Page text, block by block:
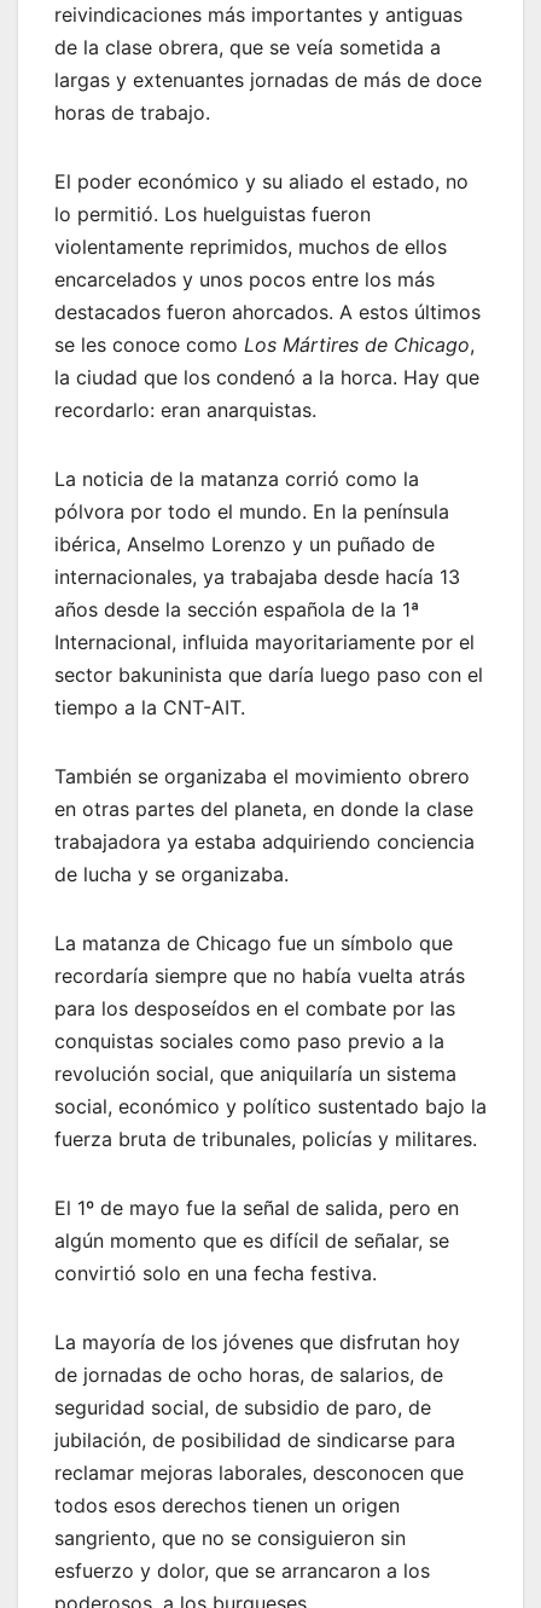
reivindicaciones más importantes y antiguas
de la clase obrera, que se veía sometida a
largas y extenuantes jornadas de más de doce
horas de trabajo.
El poder económico y su aliado el estado, no
lo permitió. Los huelguistas fueron
violentamente reprimidos, muchos de ellos
encarcelados y unos pocos entre los más
destacados fueron ahorcados. A estos últimos
se les conoce como Los Mártires de Chicago,
la ciudad que los condenó a la horca. Hay que
recordarlo: eran anarquistas.
La noticia de la matanza corrió como la
pólvora por todo el mundo. En la península
ibérica, Anselmo Lorenzo y un puñado de
internacionales, ya trabajaba desde hacía 13
años desde la sección española de la 1ª
Internacional, influida mayoritariamente por el
sector bakuninista que daría luego paso con el
tiempo a la CNT-AIT.
También se organizaba el movimiento obrero
en otras partes del planeta, en donde la clase
trabajadora ya estaba adquiriendo conciencia
de lucha y se organizaba.
La matanza de Chicago fue un símbolo que
recordaría siempre que no había vuelta atrás
para los desposeídos en el combate por las
conquistas sociales como paso previo a la
revolución social, que aniquilaría un sistema
social, económico y político sustentado bajo la
fuerza bruta de tribunales, policías y militares.
El 1º de mayo fue la señal de salida, pero en
algún momento que es difícil de señalar, se
convirtió solo en una fecha festiva.
La mayoría de los jóvenes que disfrutan hoy
de jornadas de ocho horas, de salarios, de
seguridad social, de subsidio de paro, de
jubilación, de posibilidad de sindicarse para
reclamar mejoras laborales, desconocen que
todos esos derechos tienen un origen
sangriento, que no se consiguieron sin
esfuerzo y dolor, que se arrancaron a los
poderosos, a los burgueses.